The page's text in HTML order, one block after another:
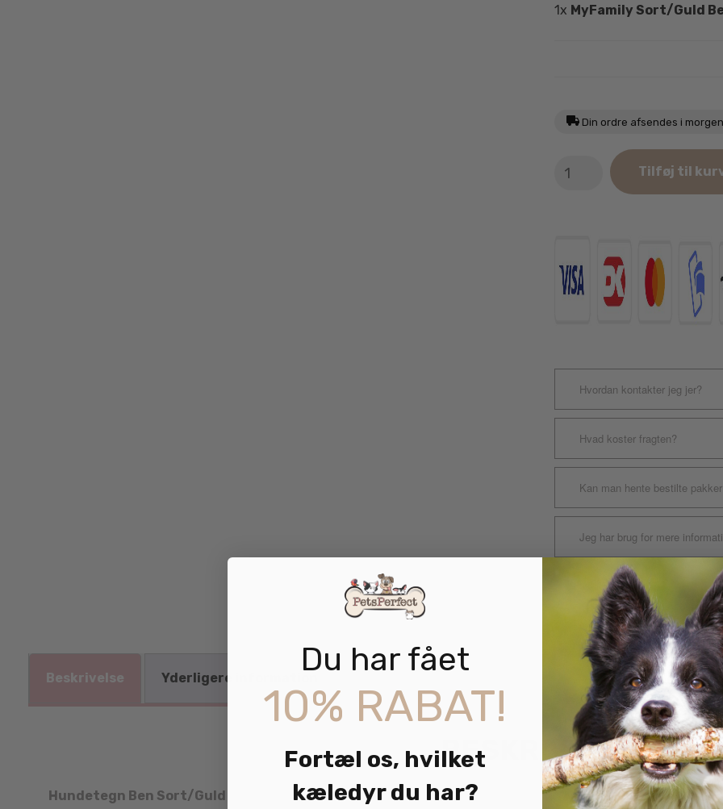
1x MyFamily Sort/Guld
Din ordre afsendes i morgen
Sort/Guld
Tilføj til
Hvordan kontakter jeg jer?
Hvad koster fragten?
Kan man hente bestilte
Jeg har brug for mere
N/A
Beskrivelse Yderligere information
BESKRIVELSE
Hundetegn Ben Sort/Guld m/Sten er fra en serie af tegn fra My Family. Hundetegn Ben Sort/Guld m/
Du har fået
10% RABAT!
Fortæl os, hvilket
kæledyr du har?